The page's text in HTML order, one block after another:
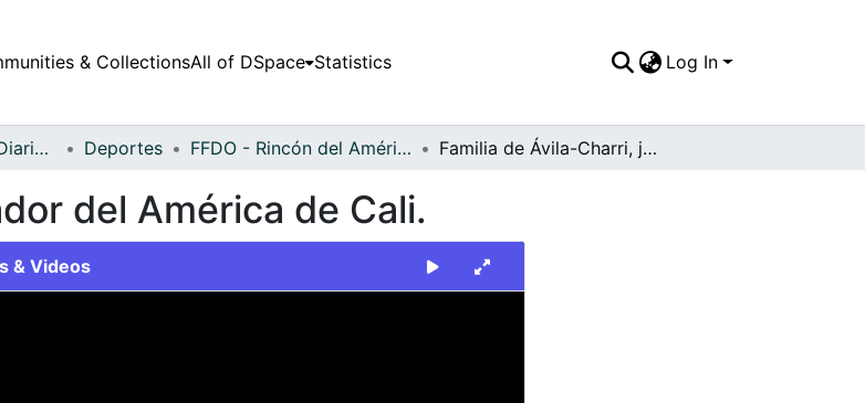
& CollectionsAll of DSpace Statistics Log In
Fondo Fotográfico Diario Occidente Deportes FFDO - Rincón del América - Patrimonial Familia de Ávila-Charri, jugador del América de Cali.
del América de Cali.
& Videos